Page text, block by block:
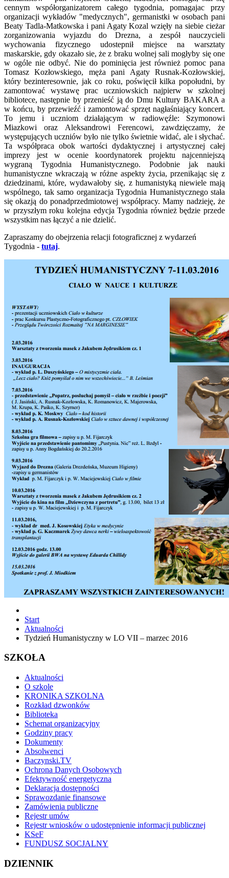
cennym współorganizatorem całego tygodnia, pomagajac przy
organizacji wykładów "medycznych", germanistki w osobach pani
Beaty Tadla-Matkowska i pani Agaty Kozal wzięły na siebie cieżar
zorganizowania wyjazdu do Drezna, a zespół nauczycieli
wychowania fizycznego udostepnił miejsce na warsztaty
maskarskie, gdy okazało sie, że z braku wolnej sali mogłyby się one
w ogóle nie odbyć. Nie do pominięcia jest również pomoc pana
Tomasz Kozłowskiego, męża pani Agaty Rusnak-Kozłowskiej,
który bezinteresownie, jak co roku, poświęcił kilka popołudni, by
zamontować wystawę prac uczniowskich najpierw w szkolnej
bibliotece, następnie by przenieść ją do Dmu Kultury BAKARA a
w końcu, by przewieźć i zamontować sprzęt nagłaśniający koncert.
To jemu i uczniom działającym w radiowęźle: Szymonowi
Miazkowi oraz Aleksandrowi Ferencowi, zawdzięczamy, że
występujących uczniów było nie tylko świetnie widać, ale i słychać.
Ta współpraca obok wartości dydaktycznej i artystycznej całej
imprezy jest w ocenie koordynatorek projektu najcenniejszą
wygraną Tygodnia Humanistycznego. Podobnie jak nauki
humanistyczne wkraczają w różne aspekty życia, przenikając się z
dziedzinami, które, wydawałoby się, z humanistyką niewiele mają
wspólnego, tak samo organizacja Tygodnia Humanistycznego stała
się okazją do ponadprzedmiotowej współpracy. Mamy nadzieję, że
w przyszłym roku kolejna edycja Tygodnia również będzie przede
wszystkim nas łączyć a nie dzielić.
Zapraszamy do obejrzenia relacji fotograficznej z wydarzeń
Tygodnia - tutaj.
Start
Aktualności
Tydzień Humanistyczny w LO VII – marzec 2016
SZKOŁA
Aktualności
O szkole
KRONIKA SZKOLNA
Rozkład dzwonków
Biblioteka
Schemat organizacyjny
Godziny pracy
Dokumenty
Absolwenci
Baczynski.TV
Ochrona Danych Osobowych
Efektywność energetyczna
Deklaracja dostępności
Sprawozdanie finansowe
Zamówienia publiczne
Rejestr umów
Rejestr wniosków o udostępnienie informacji publicznej
KSeF
FUNDUSZ SOCJALNY
DZIENNIK